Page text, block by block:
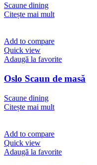
Scaune dining
Citește mai mult
Add to compare
Quick view
Adaugă la favorite
Oslo Scaun de masă
Scaune dining
Citește mai mult
Add to compare
Quick view
Adaugă la favorite